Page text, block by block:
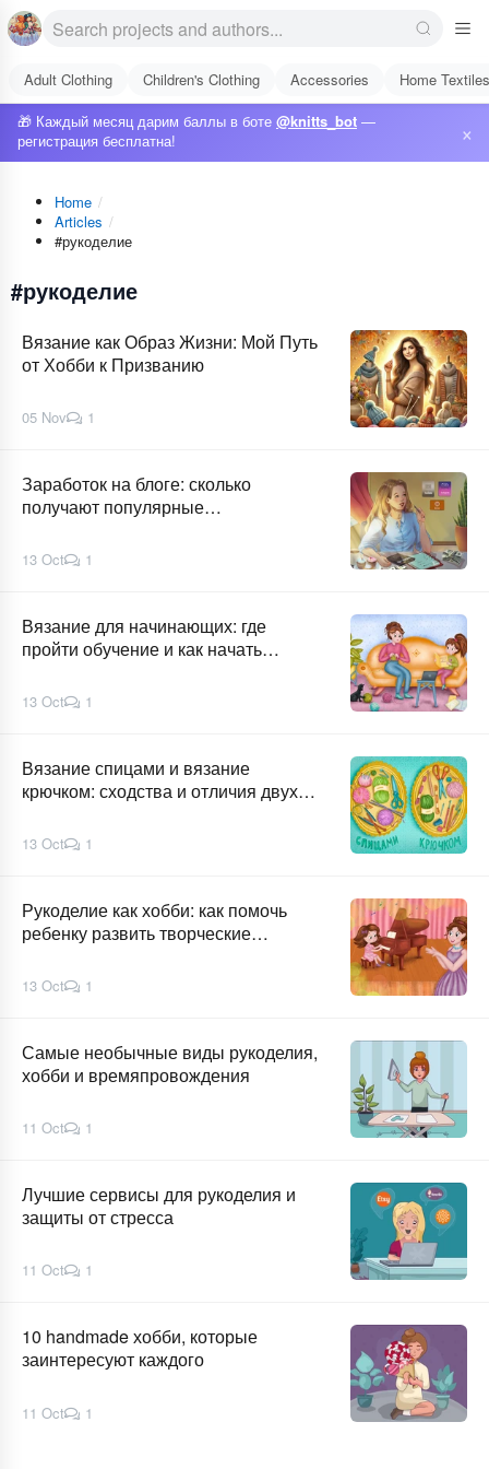
Adult Clothing Children's Clothing Accessories
Home Textiles
🎁 Каждый месяц дарим баллы в боте @knitts_bot —
регистрация бесплатна!
×
Home /
Articles /
#рукоделие
#рукоделие
Вязание как Образ Жизни: Мой Путь
от Хобби к Призванию
05 Nov 1
Заработок на блоге: сколько
получают популярные
13 Oct 1
Вязание для начинающих: где
пройти обучение и как начать
13 Oct 1
Вязание спицами и вязание
крючком: сходства и отличия двух
13 Oct 1
Рукоделие как хобби: как помочь
ребенку развить творческие
13 Oct 1
Самые необычные виды рукоделия,
хобби и времяпровождения
11 Oct 1
Лучшие сервисы для рукоделия и
защиты от стресса
11 Oct 1
10 handmade хобби, которые
заинтересуют каждого
11 Oct 1